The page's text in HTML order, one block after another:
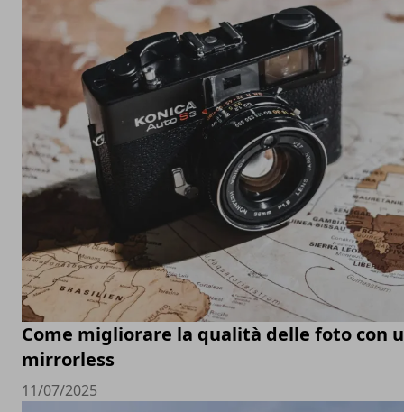
Come migliorare la qualità delle foto con
mirrorless
11/07/2025